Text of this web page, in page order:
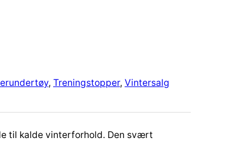
, Treningstopper, Vintersalg
til kalde vinterforhold. Den svært